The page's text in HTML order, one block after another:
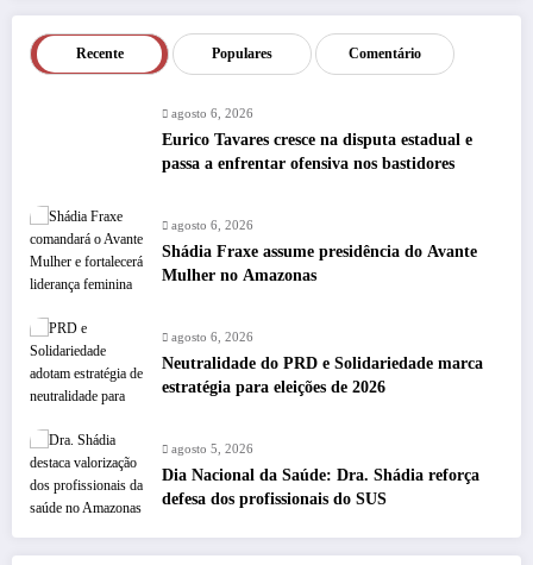
Recente Populares Comentário
agosto 6, 2026
Eurico Tavares cresce na disputa estadual e
passa a enfrentar ofensiva nos bastidores
agosto 6, 2026
Shádia Fraxe assume presidência do Avante
Mulher no Amazonas
agosto 6, 2026
Neutralidade do PRD e Solidariedade marca
estratégia para eleições de 2026
agosto 5, 2026
Dia Nacional da Saúde: Dra. Shádia reforça
defesa dos profissionais do SUS